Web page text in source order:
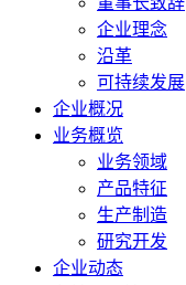
企业理念
沿革
可持续发展
企业概况
业务概览
业务领域
产品特征
生产制造
研究开发
企业动态